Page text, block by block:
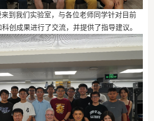
来到我们实验室，与各位老师同学针对目前
创成果进行了交流，并提供了指导建议。